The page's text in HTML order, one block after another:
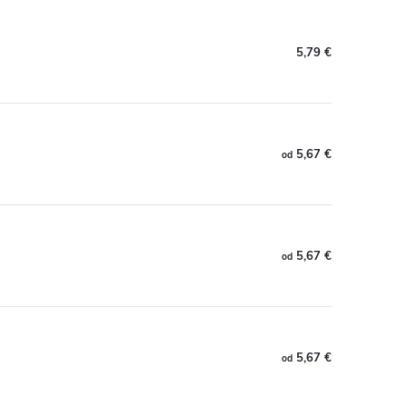
5,79 €
od 5,67 €
od 5,67 €
od 5,67 €